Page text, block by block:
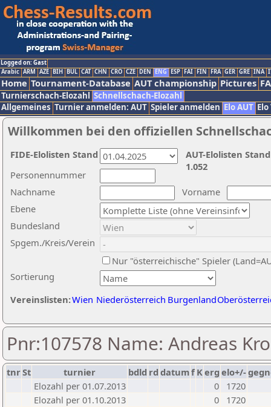
Logged on: Gast
Arabic ARM AZE BIH BUL CAT CHN CRO CZE DEN ENG ESP FAI FIN FRA GER GRE INA
Home Tournament-Database AUT championship Pictures
Turnierschach-Elozahl Schnellschach-Elozahl
Allgemeines Turnier anmelden: AUT Spieler anmelden Elo AUT
Willkommen bei den offiziellen
Nachname
Vorname
Ebene
Sortierung
Personennummer
Bundesland
Spgem./Kreis/Verein
Nur "österreichische" Spieler
Vereinslisten:Wien Niederösterreich Burgenland
AUT-Elolisten
1.052
FIDE-Elolisten Stand
Pnr:107578 Name: Andreas
tnrSt turnier bdld rd datumf Kerg elo+/-
Elozahl per 01.07.2013
0
1720
Elozahl per 01.10.2013
0
1720